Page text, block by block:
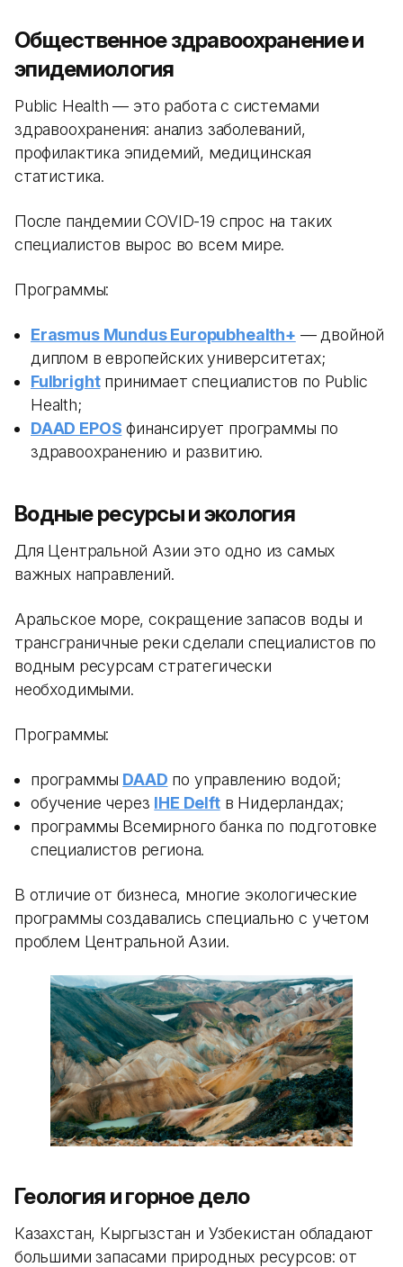
Общественное здравоохранение и
эпидемиология
Public Health — это работа с системами
здравоохранения: анализ заболеваний,
профилактика эпидемий, медицинская
статистика.
После пандемии COVID-19 спрос на таких
специалистов вырос во всем мире.
Программы:
Erasmus Mundus Europubhealth+ — двойной
диплом в европейских университетах;
Fulbrightпринимает специалистов по Public
Health;
DAAD EPOS финансирует программы по
здравоохранению и развитию.
Водные ресурсы и экология
Для Центральной Азии это одно из самых
важных направлений.
Аральское море, сокращение запасов воды и
трансграничные реки сделали специалистов по
водным ресурсам стратегически
необходимыми.
Программы:
программы DAAD по управлению водой;
обучение через IHE Delftв Нидерландах;
программы Всемирного банка по подготовке
специалистов региона.
В отличие от бизнеса, многие экологические
программы создавались специально с учетом
проблем Центральной Азии.
Геология и горное дело
Казахстан, Кыргызстан и Узбекистан обладают
большими запасами природных ресурсов: от